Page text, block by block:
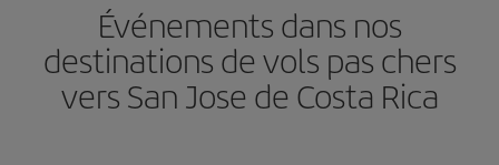
Événements dans nos
destinations de vols pas chers
vers San Jose de Costa Rica